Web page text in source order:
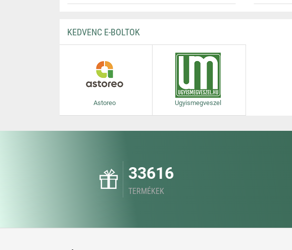
KEDVENC E-BOLTOK
Astoreo Ugyismegveszel
33616
TERMÉKEK